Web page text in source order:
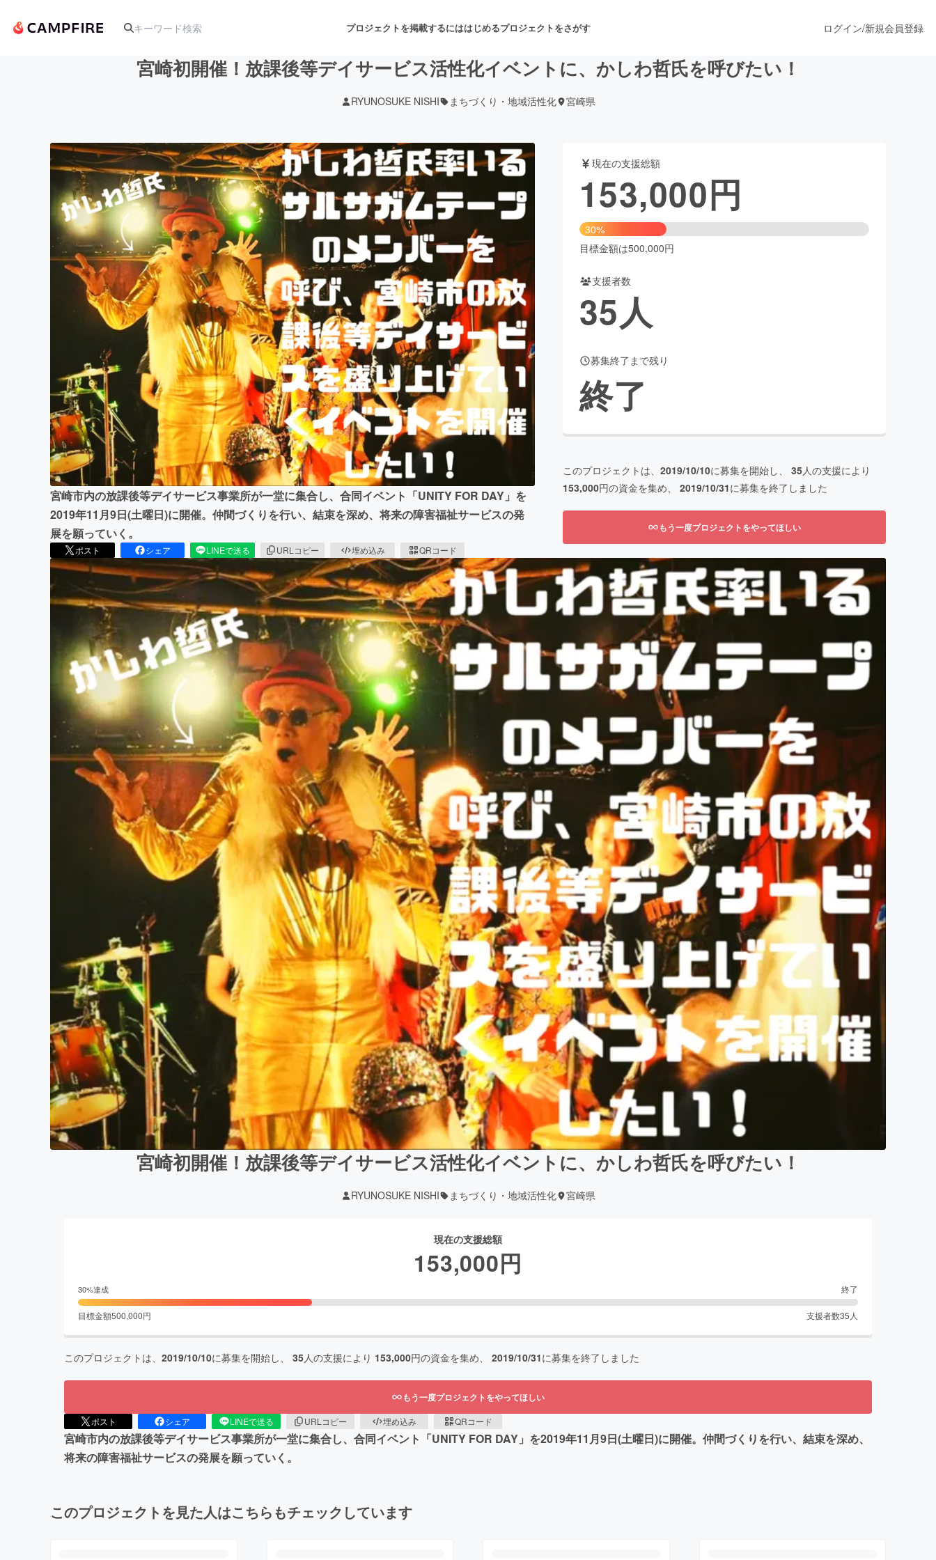
プロジェクトを掲載するにははじめるプロジェクトをさがす
アート・写真 音楽 舞台・パフォーマンス
テクノロジー・ガジェット ゲーム・サービス開発 フード・飲食店 ファッション
映像・映画 書籍・雑誌出版 アニメ・漫画
ビジネス・起業 チャレンジ ビューティー・ヘルスケア
まちづくり・地域活性化
CAMPFIRE for Social GoodCAMPFIRE Creation
CAMPFIREふるさと納税machi-ya コミュニティ
ログイン/新規会員登録
宮崎初開催！放課後等デイサービス活性化イベントに、かしわ哲氏を呼びたい！
RYUNOSUKE NISHI まちづくり・地域活性化 宮崎県
宮崎市内の放課後等デイサービス事業所が一堂に集合し、合同イベント「UNITY FOR DAY」を
2019年11月9日(土曜日)に開催。仲間づくりを行い、結束を深め、将来の障害福祉サービスの発
展を願っていく。
ポスト シェア LINEで送る URLコピー 埋め込み QRコード
現在の支援総額
153,000円
30%
目標金額は500,000円
支援者数
35人
募集終了まで残り
終了
このプロジェクトは、 2019/10/10に募集を開始し、 35人の支援により
153,000円の資金を集め、 2019/10/31に募集を終了しました
もう一度プロジェクトをやってほしい
宮崎初開催！放課後等デイサービス活性化イベントに、かしわ哲氏を呼びたい！
RYUNOSUKE NISHI まちづくり・地域活性化 宮崎県
現在の支援総額
153,000円
30%達成 終了
目標金額500,000円 支援者数35 人
このプロジェクトは、 2019/10/10に募集を開始し、 35人の支援により 153,000円の資金を集め、 2019/10/31に募集を終了しました
もう一度プロジェクトをやってほしい
ポスト シェア LINEで送る URLコピー 埋め込み QRコード
宮崎市内の放課後等デイサービス事業所が一堂に集合し、合同イベント「UNITY FOR DAY」を2019年11月9日(土曜日)に開催。仲間づくりを行い、結束を深め、
将来の障害福祉サービスの発展を願っていく。
このプロジェクトを見た人はこちらもチェックしています